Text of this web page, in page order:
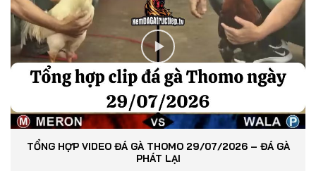
TỔNG HỢP VIDEO ĐÁ GÀ THOMO 29/07/2026 – ĐÁ GÀ
PHÁT LẠI